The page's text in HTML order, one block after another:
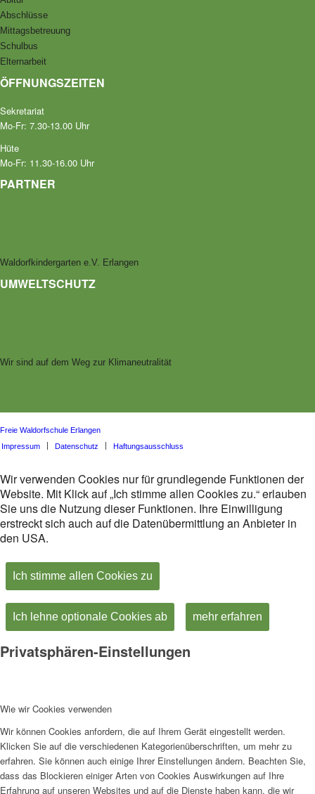
Abschlüsse
Mittagsbetreuung
Schulbus
Elternarbeit
ÖFFNUNGSZEITEN
Sekretariat
Mo-Fr: 7.30-13.00 Uhr
Hüte
Mo-Fr: 11.30-16.00 Uhr
PARTNER
Waldorfkindergarten e.V. Erlangen
UMWELTSCHUTZ
Wir sind auf dem Weg zur Klimaneutralität
Freie Waldorfschule Erlangen
Impressum
Datenschutz Haftungsausschluss
Wir verwenden Cookies nur für grundlegende Funktionen der
Website. Mit Klick auf „Ich stimme allen Cookies zu.“ erlauben
Sie uns die Nutzung dieser Funktionen. Ihre Einwilligung
erstreckt sich auch auf die Datenübermittlung an Anbieter in
den USA.
Ich stimme allen Cookies zu
Ich lehne optionale Cookies ab mehr erfahren
Privatsphären-Einstellungen
Wie wir Cookies verwenden
Wir können Cookies anfordern, die auf Ihrem Gerät eingestellt werden.
Klicken Sie auf die verschiedenen Kategorienüberschriften, um mehr zu
erfahren. Sie können auch einige Ihrer Einstellungen ändern. Beachten Sie,
dass das Blockieren einiger Arten von Cookies Auswirkungen auf Ihre
Erfahrung auf unseren Websites und auf die Dienste haben kann, die wir